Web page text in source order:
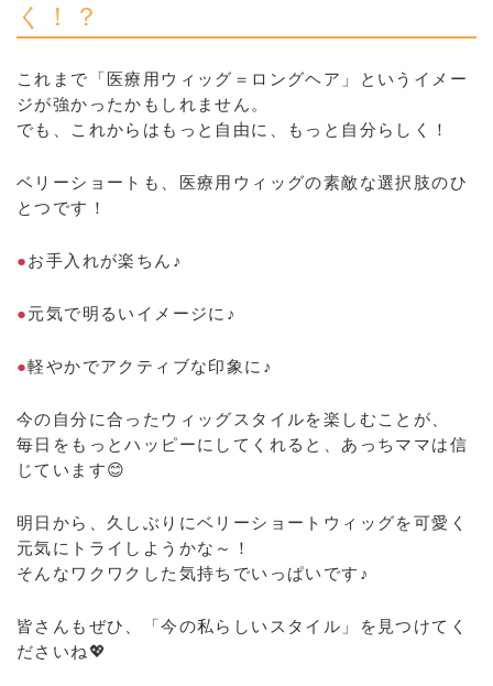
く！？
これまで「医療用ウィッグ＝ロングヘア」というイメー
ジが強かったかもしれません。
でも、これからはもっと自由に、もっと自分らしく！
ベリーショートも、医療用ウィッグの素敵な選択肢のひ
とつです！
●お手入れが楽ちん♪
●元気で明るいイメージに♪
●軽やかでアクティブな印象に♪
今の自分に合ったウィッグスタイルを楽しむことが、
毎日をもっとハッピーにしてくれると、あっちママは信
じています😊
明日から、久しぶりにベリーショートウィッグを可愛く
元気にトライしようかな～！
そんなワクワクした気持ちでいっぱいです♪
皆さんもぜひ、「今の私らしいスタイル」を見つけてく
ださいね💖